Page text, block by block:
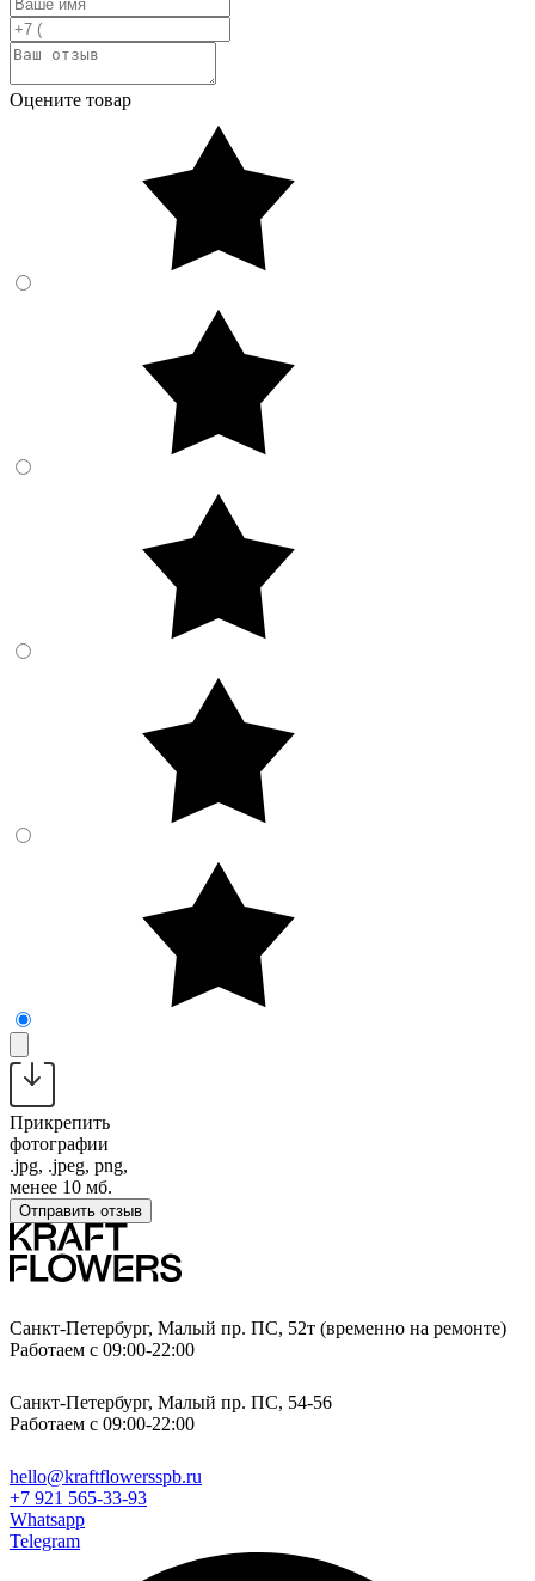
Оцените товар
Прикрепить
фотографии
.jpg, .jpeg, png,
менее 10 мб.
Отправить отзыв
Санкт-Петербург, Малый пр. ПС, 52т (временно на ремонте)
Работаем с 09:00-22:00
Санкт-Петербург, Малый пр. ПС, 54-56
Работаем с 09:00-22:00
hello@kraftflowersspb.ru
+7 921 565-33-93
Whatsapp
Telegram